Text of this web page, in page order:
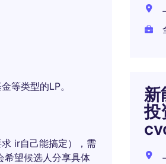
等类型的LP。
ir自己能搞定），需
望候选人分享具体
新
投